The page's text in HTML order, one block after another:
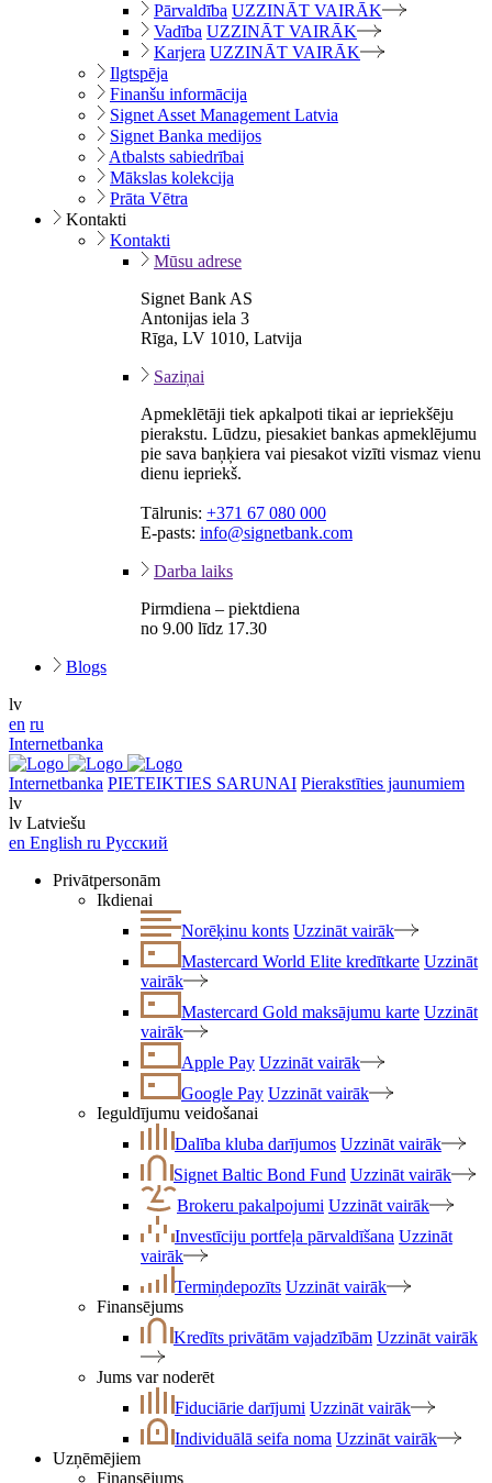
Pārvaldība UZZINĀT VAIRĀK
Vadība UZZINĀT VAIRĀK
Karjera UZZINĀT VAIRĀK
Ilgtspēja
Finanšu informācija
Signet Asset Management Latvia
Signet Banka medijos
Atbalsts sabiedrībai
Mākslas kolekcija
Prāta Vētra
Kontakti
Kontakti
Mūsu adrese
Signet Bank AS
Antonijas iela 3
Rīga, LV 1010, Latvija
Saziņai
Apmeklētāji tiek apkalpoti tikai ar iepriekšēju
pierakstu. Lūdzu, piesakiet bankas apmeklējumu
pie sava baņķiera vai piesakot vizīti vismaz vienu
dienu iepriekš.
Tālrunis: +371 67 080 000
E-pasts: info@signetbank.com
Darba laiks
Pirmdiena – piektdiena
no 9.00 līdz 17.30
Blogs
lv
en ru
Internetbanka
Internetbanka PIETEIKTIES SARUNAI Pierakstīties jaunumiem
lv
lv Latviešu
en English ru Русский
Privātpersonām
Ikdienai
Norēķinu konts Uzzināt vairāk
Mastercard World Elite kredītkarte Uzzināt
vairāk
Mastercard Gold maksājumu karte Uzzināt
vairāk
Apple Pay Uzzināt vairāk
Google Pay Uzzināt vairāk
Ieguldījumu veidošanai
Dalība kluba darījumos Uzzināt vairāk
Signet Baltic Bond Fund Uzzināt vairāk
Brokeru pakalpojumi Uzzināt vairāk
Investīciju portfeļa pārvaldīšana Uzzināt
vairāk
Termiņdepozīts Uzzināt vairāk
Finansējums
Kredīts privātām vajadzībām Uzzināt vairāk
Jums var noderēt
Fiduciārie darījumi Uzzināt vairāk
Individuālā seifa noma Uzzināt vairāk
Uzņēmējiem
Finansējums